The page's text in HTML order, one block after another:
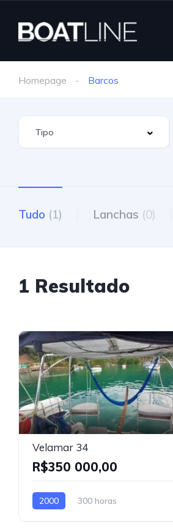
Homepage Barcos
Tudo (1) Lanchas (0)
1 Resultado
Velamar 34
R$350 000,00
2000 300 horas